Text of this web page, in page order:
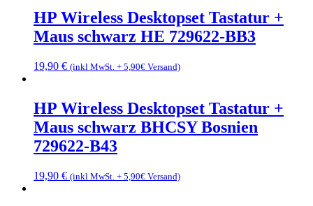
HP Wireless Desktopset Tastatur +
Maus schwarz HE 729622-BB3
19,90 € (inkl MwSt. + 5,90€ Versand)
HP Wireless Desktopset Tastatur +
Maus schwarz BHCSY Bosnien
729622-B43
19,90 € (inkl MwSt. + 5,90€ Versand)